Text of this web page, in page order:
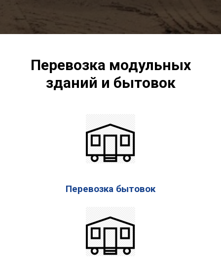
Перевозка модульных
зданий и бытовок
Перевозка бытовок